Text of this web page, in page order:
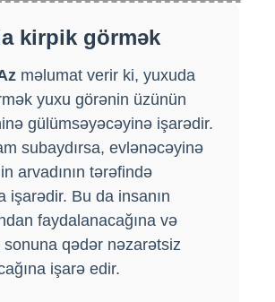
kirpik görmək
məlumat verir ki, yuxuda
yuxu görənin üzünün
gülümsəyəcəyinə işarədir.
subaydırsa, evlənəcəyinə
arvadının tərəfində
işarədir. Bu da insanın
faydalanacağına və
qədər nəzarətsiz
işarə edir.